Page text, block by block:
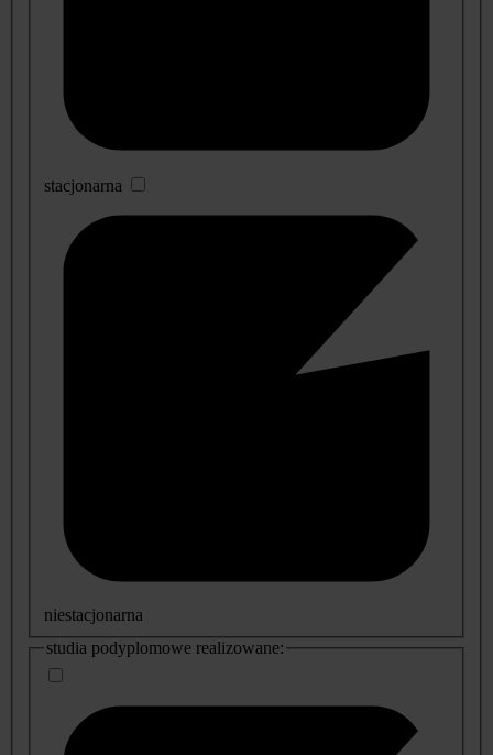
stacjonarna
niestacjonarna
studia podyplomowe realizowane: